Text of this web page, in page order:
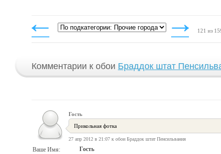
1600x1200121 из
Комментарии к обои Браддок штат
Гость
Прикольная фотка
27 апр 2012 в 21:07 к обои Браддок штат Пенсильвания
Ваше Имя: Гость